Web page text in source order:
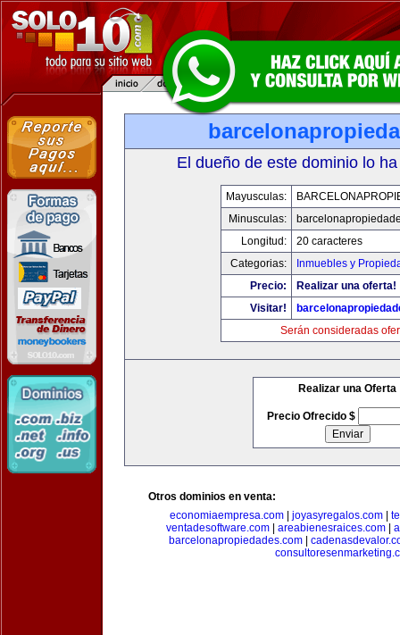
El dueño de este dominio lo
Mayusculas:
Minusculas:
Longitud:
20 caracteres
Categorias:
Inmuebles y
Precio:
Realizar una oferta!
Visitar!
Serán consideradas
Realizar una Oferta
Precio Ofrecido $
Otros dominios en venta:
economiaempresa.com
joyasyregalos.com
ventadesoftware.com| areabienesraices.com|
barcelonapropiedades.com|